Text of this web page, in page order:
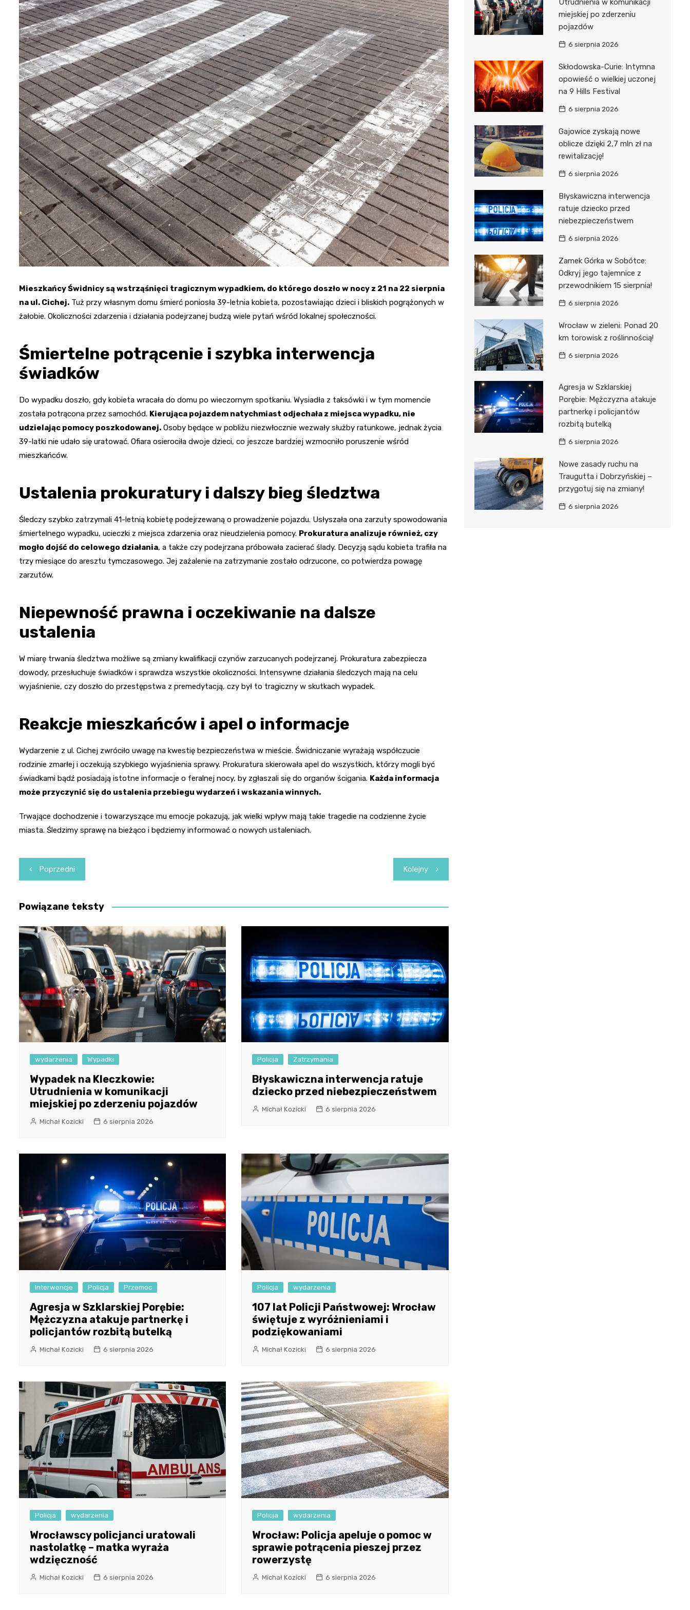
Fryzjer
Kino
Poczta
Mieszkańcy Świdnicy są wstrząśnięci tragicznym wypadkiem, do którego doszło w nocy z 21 na 22 sierpnia
na ul. Cichej. Tuż przy własnym domu śmierć poniosła 39-letnia kobieta, pozostawiając dzieci i bliskich pogrążonych w
żałobie. Okoliczności zdarzenia i działania podejrzanej budzą wiele pytań wśród lokalnej społeczności.
Śmiertelne potrącenie i szybka interwencja
świadków
Do wypadku doszło, gdy kobieta wracała do domu po wieczornym spotkaniu. Wysiadła z taksówki i w tym momencie
została potrącona przez samochód. Kierująca pojazdem natychmiast odjechała z miejsca wypadku, nie
udzielając pomocy poszkodowanej. Osoby będące w pobliżu niezwłocznie wezwały służby ratunkowe, jednak życia
39-latki nie udało się uratować. Ofiara osierociła dwoje dzieci, co jeszcze bardziej wzmocniło poruszenie wśród
mieszkańców.
Ustalenia prokuratury i dalszy bieg śledztwa
Śledczy szybko zatrzymali 41-letnią kobietę podejrzewaną o prowadzenie pojazdu. Usłyszała ona zarzuty spowodowania
śmiertelnego wypadku, ucieczki z miejsca zdarzenia oraz nieudzielenia pomocy. Prokuratura analizuje również, czy
mogło dojść do celowego działania, a także czy podejrzana próbowała zacierać ślady. Decyzją sądu kobieta trafiła na
trzy miesiące do aresztu tymczasowego. Jej zażalenie na zatrzymanie zostało odrzucone, co potwierdza powagę
zarzutów.
Niepewność prawna i oczekiwanie na dalsze
ustalenia
W miarę trwania śledztwa możliwe są zmiany kwalifikacji czynów zarzucanych podejrzanej. Prokuratura zabezpiecza
dowody, przesłuchuje świadków i sprawdza wszystkie okoliczności. Intensywne działania śledczych mają na celu
wyjaśnienie, czy doszło do przestępstwa z premedytacją, czy był to tragiczny w skutkach wypadek.
Reakcje mieszkańców i apel o informacje
Wydarzenie z ul. Cichej zwróciło uwagę na kwestię bezpieczeństwa w mieście. Świdniczanie wyrażają współczucie
rodzinie zmarłej i oczekują szybkiego wyjaśnienia sprawy. Prokuratura skierowała apel do wszystkich, którzy mogli być
świadkami bądź posiadają istotne informacje o feralnej nocy, by zgłaszali się do organów ścigania. Każda informacja
może przyczynić się do ustalenia przebiegu wydarzeń i wskazania winnych.
Trwające dochodzenie i towarzyszące mu emocje pokazują, jak wielki wpływ mają takie tragedie na codzienne życie
miasta. Śledzimy sprawę na bieżąco i będziemy informować o nowych ustaleniach.
Nawigacja
wpisu
Poprzedni Kolejny
Powiązane teksty
wydarzenia Wypadki
Wypadek na Kleczkowie:
Utrudnienia w komunikacji
miejskiej po zderzeniu pojazdów
Michał Kozicki 6 sierpnia 2026
Policja Zatrzymania
Błyskawiczna interwencja ratuje
dziecko przed niebezpieczeństwem
Michał Kozicki 6 sierpnia 2026
Interwencje Policja Przemoc
Agresja w Szklarskiej Porębie:
Mężczyzna atakuje partnerkę i
policjantów rozbitą butelką
Michał Kozicki 6 sierpnia 2026
Policja wydarzenia
107 lat Policji Państwowej: Wrocław
świętuje z wyróżnieniami i
podziękowaniami
Michał Kozicki 6 sierpnia 2026
Policja wydarzenia
Wrocławscy policjanci uratowali
nastolatkę – matka wyraża
wdzięczność
Michał Kozicki 6 sierpnia 2026
Policja wydarzenia
Wrocław: Policja apeluje o pomoc w
sprawie potrącenia pieszej przez
rowerzystę
Michał Kozicki 6 sierpnia 2026
Utrudnienia w komunikacji
miejskiej po zderzeniu
pojazdów
6 sierpnia 2026
Skłodowska-Curie: Intymna
opowieść o wielkiej uczonej
na 9 Hills Festival
6 sierpnia 2026
Gajowice zyskają nowe
oblicze dzięki 2,7 mln zł na
rewitalizację!
6 sierpnia 2026
Błyskawiczna interwencja
ratuje dziecko przed
niebezpieczeństwem
6 sierpnia 2026
Zamek Górka w Sobótce:
Odkryj jego tajemnice z
przewodnikiem 15 sierpnia!
6 sierpnia 2026
Wrocław w zieleni: Ponad 20
km torowisk z roślinnością!
6 sierpnia 2026
Agresja w Szklarskiej
Porębie: Mężczyzna atakuje
partnerkę i policjantów
rozbitą butelką
6 sierpnia 2026
Nowe zasady ruchu na
Traugutta i Dobrzyńskiej –
przygotuj się na zmiany!
6 sierpnia 2026